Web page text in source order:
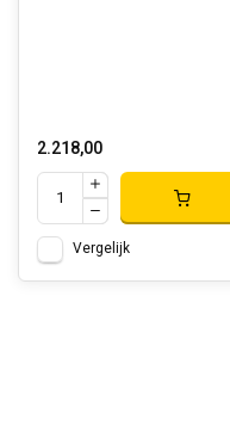
2.218,00
Vergelijk